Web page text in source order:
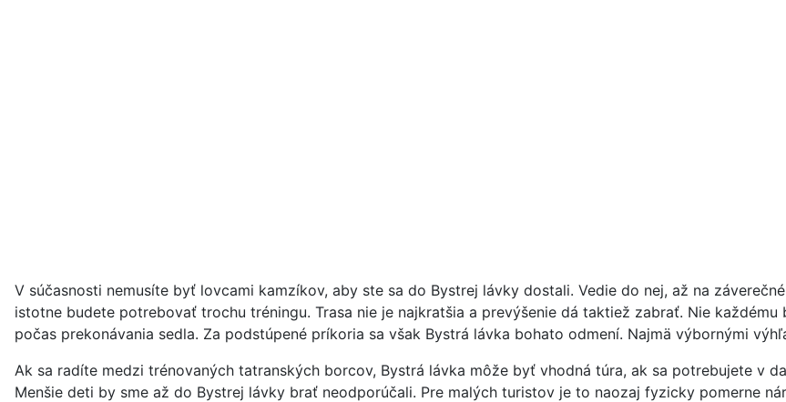
V súčasnosti nemusíte byť lovcami kamzíkov, aby ste sa do Bystrej lávky dostali. Vedie do nej, až na
istotne budete potrebovať trochu tréningu. Trasa nie je najkratšia a prevýšenie dá taktiež zabrať. Nie
počas prekonávania sedla. Za podstúpené príkoria sa však Bystrá lávka bohato odmení. Najmä výbornými
Ak sa radíte medzi trénovaných tatranských borcov, Bystrá lávka môže byť vhodná túra, ak sa potrebujete v
Menšie deti by sme až do Bystrej lávky brať neodporúčali. Pre malých turistov je to naozaj fyzicky pomerne